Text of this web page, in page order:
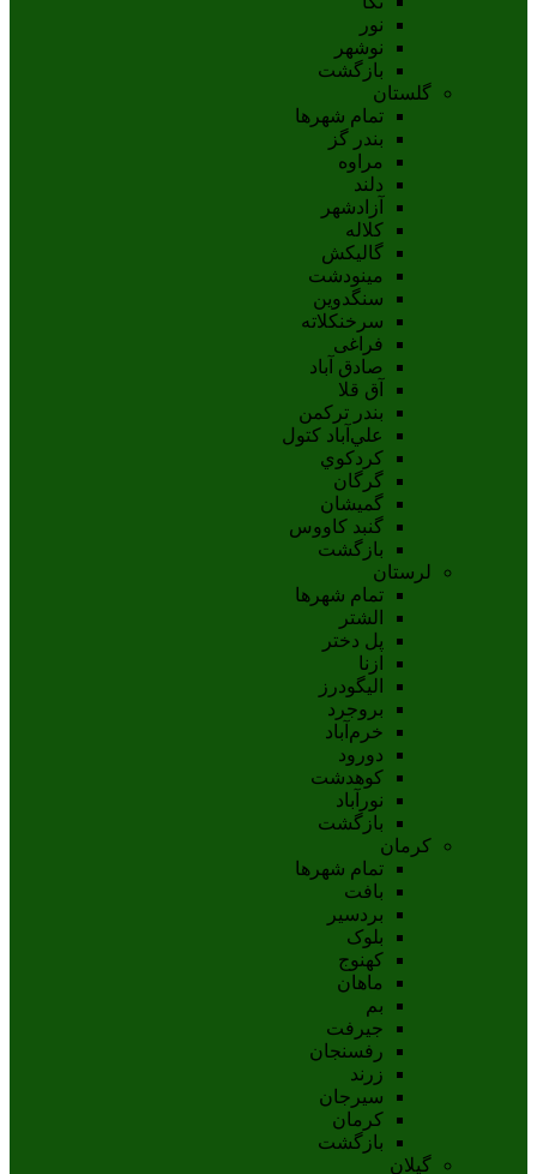
نور
نوشهر
بازگشت
گلستان
تمام شهر‌ها
بندر گز
مراوه
دلند
آزادشهر
کلاله
گالیکش
مینودشت
سنگدوین
سرخنکلاته
فراغی
صادق آباد
آق قلا
بندر ترکمن
علي‌آباد کتول
کردکوي
گرگان
گميشان
گنبد کاووس
بازگشت
لرستان
تمام شهر‌ها
الشتر
پل دختر
ازنا
اليگودرز
بروجرد
خرم‌آباد
دورود
کوهدشت
نورآباد
بازگشت
کرمان
تمام شهر‌ها
بافت
بردسیر
بلوک
کهنوج
ماهان
بم
جيرفت
رفسنجان
زرند
سيرجان
کرمان
بازگشت
گیلان